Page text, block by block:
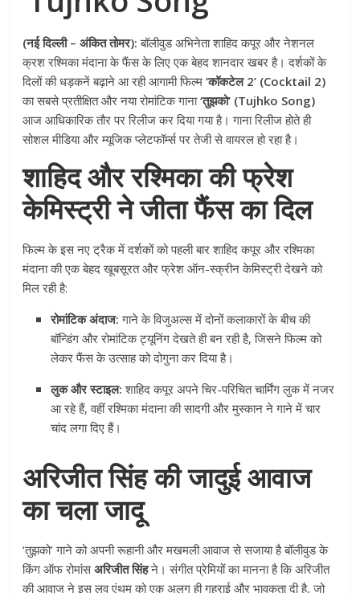
(नई दिल्ली – अंकित तोमर): बॉलीवुड अभिनेता शाहिद कपूर और नेशनल
क्रश रश्मिका मंदाना के फैंस के लिए एक बेहद शानदार खबर है। दर्शकों के
दिलों की धड़कनें बढ़ाने आ रही आगामी फिल्म‘कॉकटेल 2’ (Cocktail 2)
का सबसे प्रतीक्षित और नया रोमांटिक गाना‘तुझको’ (Tujhko Song)
आज आधिकारिक तौर पर रिलीज कर दिया गया है। गाना रिलीज होते ही
सोशल मीडिया और म्यूजिक प्लेटफॉर्म्स पर तेजी से वायरल हो रहा है।
शाहिद और रश्मिका की फ्रेश
केमिस्ट्री ने जीता फैंस का दिल
फिल्म के इस नए ट्रैक में दर्शकों को पहली बार शाहिद कपूर और रश्मिका
मंदाना की एक बेहद खूबसूरत और फ्रेश ऑन-स्क्रीन केमिस्ट्री देखने को
मिल रही है:
रोमांटिक अंदाज: गाने के विजुअल्स में दोनों कलाकारों के बीच की
बॉन्डिंग और रोमांटिक ट्यूनिंग देखते ही बन रही है, जिसने फिल्म को
लेकर फैंस के उत्साह को दोगुना कर दिया है।
लुक और स्टाइल: शाहिद कपूर अपने चिर-परिचित चार्मिंग लुक में नजर
आ रहे हैं, वहीं रश्मिका मंदाना की सादगी और मुस्कान ने गाने में चार
चांद लगा दिए हैं।
अरिजीत सिंह की जादुई आवाज
का चला जादू
‘तुझको’ गाने को अपनी रूहानी और मखमली आवाज से सजाया है बॉलीवुड के
किंग ऑफ रोमांसअरिजीत सिंहने। संगीत प्रेमियों का मानना है कि अरिजीत
की आवाज ने इस लव एंथम को एक अलग ही गहराई और भावुकता दी है, जो